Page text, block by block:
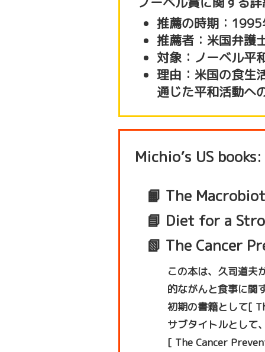
推薦の時期：
推薦者：米国弁護
対象：ノーベル平
理由：米国の食生
通じた平和活動へ
Michio’s US
📙 The
📘 Diet for a
📗 The Cancer
この本は、久司道夫
的ながんと食事に関
初期の書籍として[
サブタイトルとして
[ The Cancer